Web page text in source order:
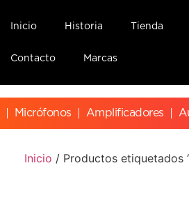
Inicio Historia Tienda
Contacto Marcas
Micrófonos Amplificadores
Inicio / Productos etiquetados